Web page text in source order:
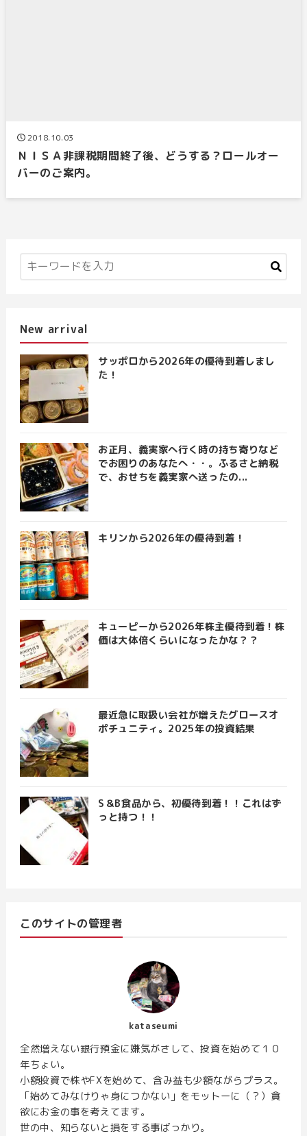
2018.10.03
ＮＩＳＡ非課税期間終了後、どうする？ロールオー
バーのご案内。
New arrival
サッポロから2026年の優待到着しまし
た！
お正月、義実家へ行く時の持ち寄りなど
でお困りのあなたへ・・。ふるさと納税
で、おせちを義実家へ送ったの...
キリンから2026年の優待到着！
キューピーから2026年株主優待到着！株
価は大体倍くらいになったかな？？
最近急に取扱い会社が増えたグロースオ
ポチュニティ。2025年の投資結果
S＆B食品から、初優待到着！！これはず
っと持つ！！
このサイトの管理者
kataseumi
全然増えない銀行預金に嫌気がさして、投資を始めて１０
年ちょい。
小額投資で株やFXを始めて、含み益も少額ながらプラス。
「始めてみなけりゃ身につかない」をモットーに（？）貪
欲にお金の事を考えてます。
世の中、知らないと損をする事ばっかり。